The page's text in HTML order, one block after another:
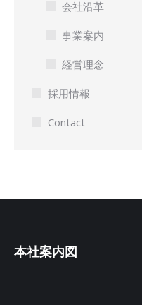
会社沿革
事業案内
経営理念
採用情報
Contact
本社案内図